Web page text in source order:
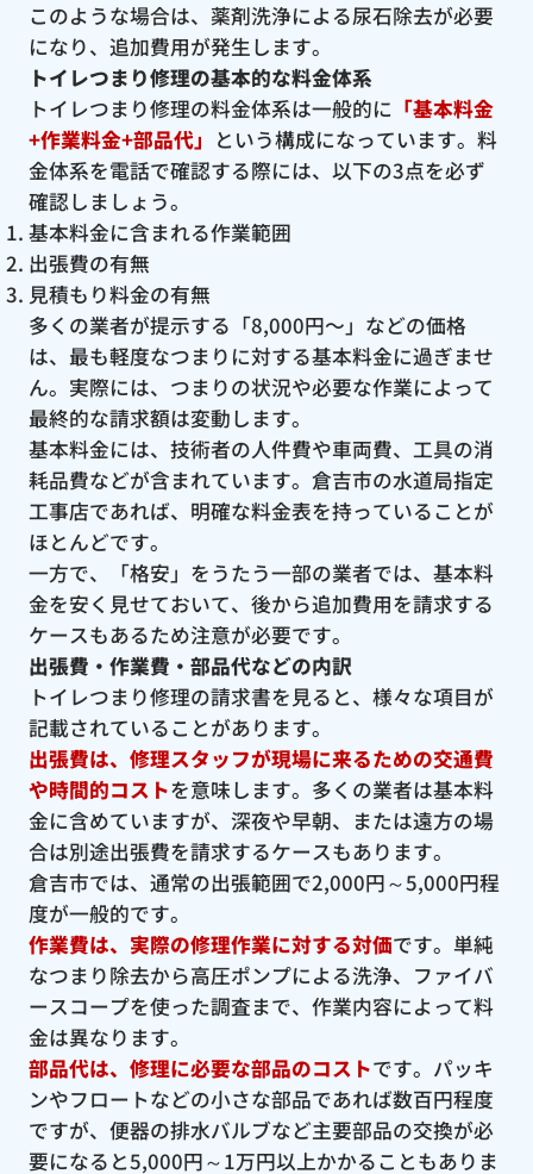
このような場合は、薬剤洗浄による尿石除去が必要
になり、追加費用が発生します。
トイレつまり修理の基本的な料金体系
トイレつまり修理の料金体系は一般的に 「基本料金
+作業料金+部品代」 という構成になっています。料
金体系を電話で確認する際には、以下の3点を必ず
確認しましょう。
基本料金に含まれる作業範囲
出張費の有無
見積もり料金の有無
多くの業者が提示する「8,000円〜」などの価格
は、最も軽度なつまりに対する基本料金に過ぎませ
ん。実際には、つまりの状況や必要な作業によって
最終的な請求額は変動します。
基本料金には、技術者の人件費や車両費、工具の消
耗品費などが含まれています。倉吉市の水道局指定
工事店であれば、明確な料金表を持っていることが
ほとんどです。
一方で、「格安」をうたう一部の業者では、基本料
金を安く見せておいて、後から追加費用を請求する
ケースもあるため注意が必要です。
出張費・作業費・部品代などの内訳
トイレつまり修理の請求書を見ると、様々な項目が
記載されていることがあります。
出張費は、修理スタッフが現場に来るための交通費
や時間的コストを意味します。多くの業者は基本料
金に含めていますが、深夜や早朝、または遠方の場
合は別途出張費を請求するケースもあります。
倉吉市では、通常の出張範囲で2,000円～5,000円程
度が一般的です。
作業費は、実際の修理作業に対する対価です。単純
なつまり除去から高圧ポンプによる洗浄、ファイバ
ースコープを使った調査まで、作業内容によって料
金は異なります。
部品代は、修理に必要な部品のコストです。パッキ
ンやフロートなどの小さな部品であれば数百円程度
ですが、便器の排水バルブなど主要部品の交換が必
要になると5,000円～1万円以上かかることもありま